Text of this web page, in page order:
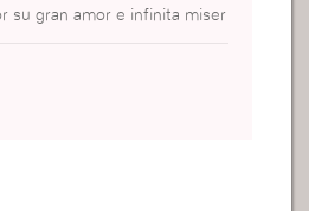
su gran amor e infinita miser